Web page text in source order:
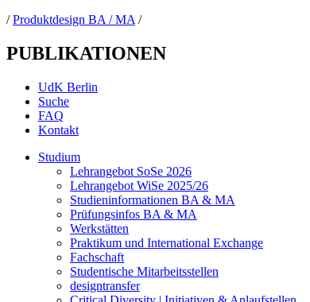
/Produktdesign BA / MA /
PUBLIKATIONEN
UdK Berlin
Suche
FAQ
Kontakt
Studium
Lehrangebot SoSe 2026
Lehrangebot WiSe 2025/26
Studieninformationen ­BA & MA
Prüfungsinfos BA & MA
Werkstätten
Praktikum und International Exchange
Fachschaft
Studentische Mitarbeitsstellen
designtransfer